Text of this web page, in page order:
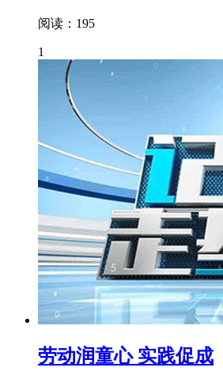
阅读：195
1
劳动润童心 实践促成